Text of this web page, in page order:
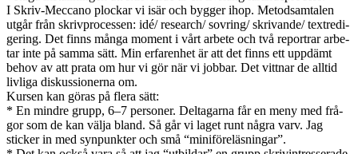
I Skriv-Meccano plockar vi isär och byg­ger ihop. Metod­sam­talen
utgår från skrivprocessen: idé/ research/ sovring/ skrivande/ tex­tredi­
ger­ing. Det finns många moment i vårt arbete och två repor­trar arbe­
tar inte på samma sätt. Min erfaren­het är att det finns ett uppdämt
behov av att prata om hur vi gör när vi job­bar. Det vit­tnar de alltid
livliga diskus­sion­erna om.
Kursen kan göras på flera sätt:
* En min­dre grupp, 6–7 per­soner. Delt­a­garna får en meny med frå­
gor som de kan välja bland. Så går vi laget runt några varv. Jag
sticker in med syn­punk­ter och små “miniföreläs­ningar”.